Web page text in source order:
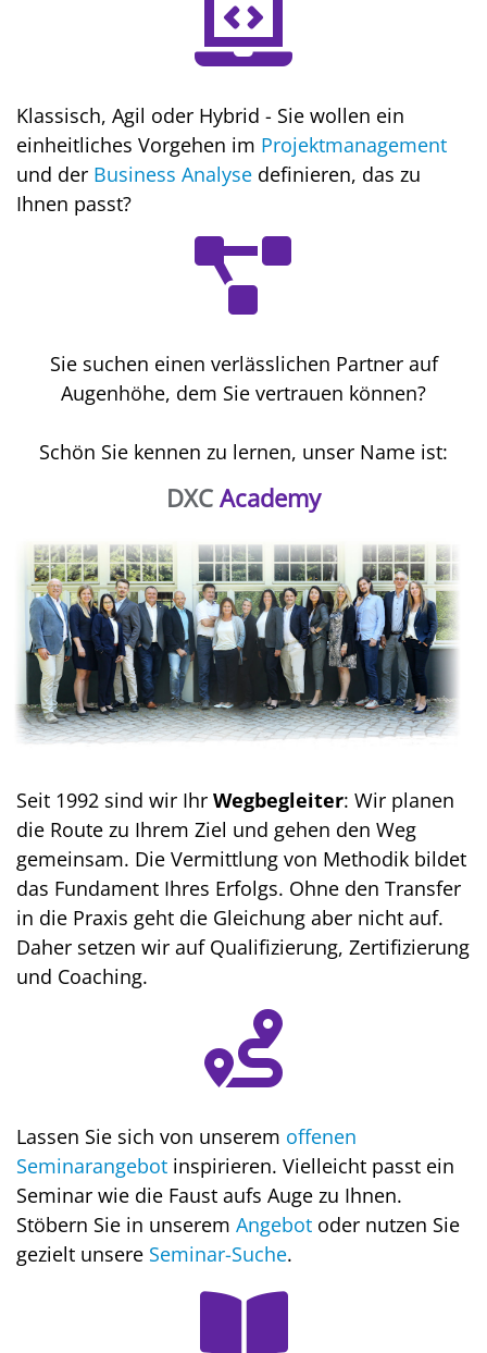
Klassisch, Agil oder Hybrid - Sie wollen ein
einheitliches Vorgehen im Projektmanagement
und der Business Analyse definieren, das zu
Ihnen passt?
Sie suchen einen verlässlichen Partner auf
Augenhöhe, dem Sie vertrauen können?
Schön Sie kennen zu lernen, unser Name ist:
DXCAcademy
Seit 1992 sind wir Ihr Wegbegleiter: Wir planen
die Route zu Ihrem Ziel und gehen den Weg
gemeinsam. Die Vermittlung von Methodik bildet
das Fundament Ihres Erfolgs. Ohne den Transfer
in die Praxis geht die Gleichung aber nicht auf.
Daher setzen wir auf Qualifizierung, Zertifizierung
und Coaching.
Lassen Sie sich von unserem offenen
Seminarangebot inspirieren. Vielleicht passt ein
Seminar wie die Faust aufs Auge zu Ihnen.
Stöbern Sie in unserem Angebot oder nutzen Sie
gezielt unsere Seminar-Suche.